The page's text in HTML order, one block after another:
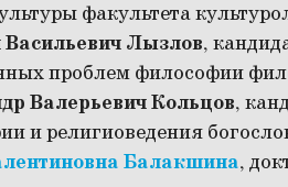
факультета
Лызлов,
проблем философии
Валерьевич Кольцов,
и религиоведения
Балакшина,